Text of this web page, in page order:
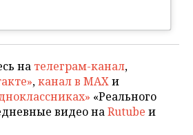
на телеграм-канал,
,канал в MAXи
«Реального
видео наRutube и